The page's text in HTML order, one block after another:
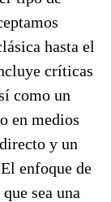
hasta el
críticas
como un
en medios
y un
enfoque de
sea una